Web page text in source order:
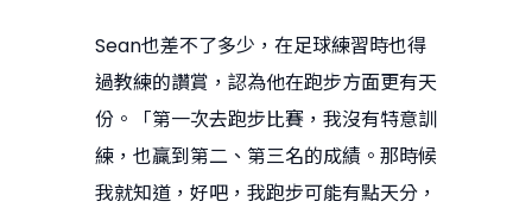
Sean也差不了多少，在足球練習時也得
過教練的讚賞，認為他在跑步方面更有天
份。「第一次去跑步比賽，我沒有特意訓
練，也贏到第二、第三名的成績。那時候
我就知道，好吧，我跑步可能有點天分，